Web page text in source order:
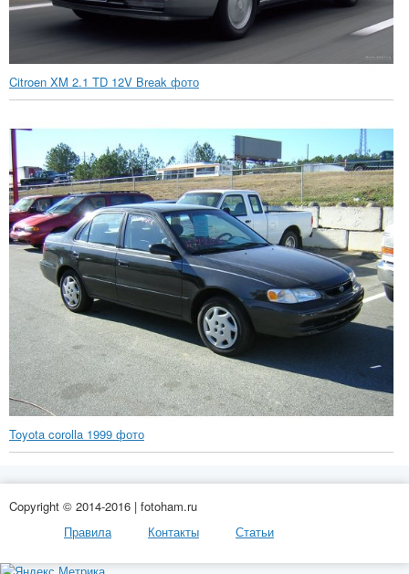
Citroen XM 2.1 TD 12V Break фото
Toyota corolla 1999 фото
Copyright © 2014-2016 | fotoham.ru
Правила
Контакты Статьи